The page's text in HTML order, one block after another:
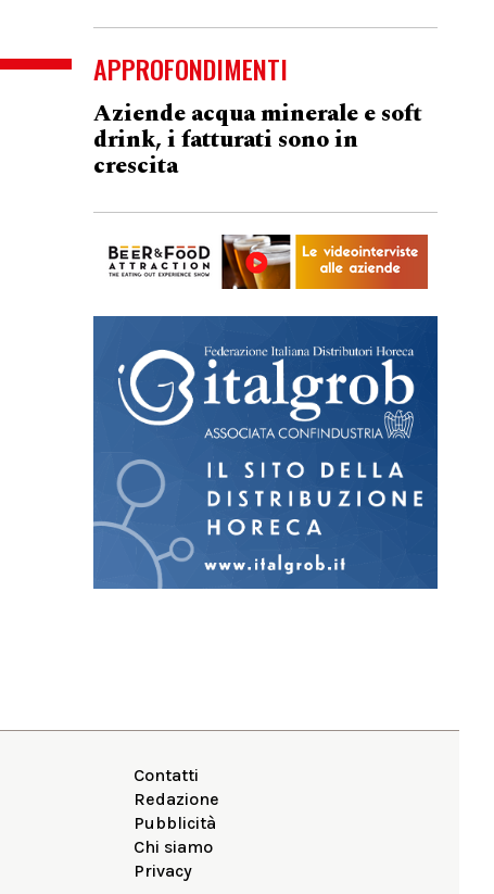
APPROFONDIMENTI
Aziende acqua minerale e soft
drink, i fatturati sono in
crescita
Contatti
Redazione
Pubblicità
Chi siamo
Privacy